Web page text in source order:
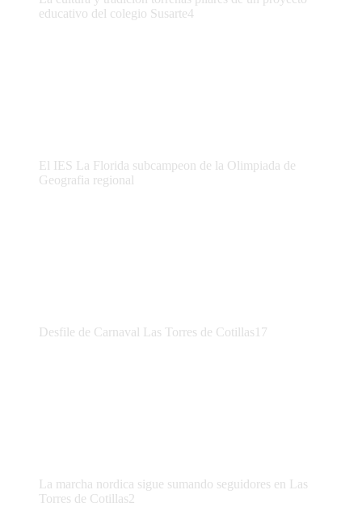
educativo del colegio Susarte4
El IES La Florida subcampeon de la Olimpiada de
Geografia regional
Desfile de Carnaval Las Torres de Cotillas17
La marcha nordica sigue sumando seguidores en Las
Torres de Cotillas2